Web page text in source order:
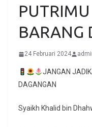
PUTRIMU
BARANG
24 Februari 2024
JANGAN
DAGANGAN
Syaikh Khalid bin